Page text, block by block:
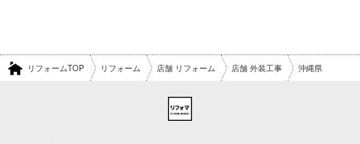
リフォームTOP リフォーム 店舗 リフォーム 店舗 外装工事 沖縄県